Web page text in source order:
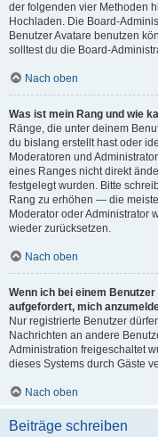
der folgenden vier Methoden
Hochladen. Die Board-
Benutzer Avatare benutzen
solltest du die Board-
Nach oben
Was ist mein Rang und wie
Ränge, die unter deinem
du bislang erstellt hast oder
Moderatoren und
eines Ranges nicht direkt
festgelegt wurden. Bitte
Rang zu erhöhen — die
Moderator oder Administrator
wieder zurücksetzen.
Nach oben
Wenn ich bei einem
aufgefordert, mich
Nur registrierte Benutzer
Nachrichten an andere
Administration freigeschaltet
dieses Systems durch Gäste
Nach oben
Beiträge schreiben